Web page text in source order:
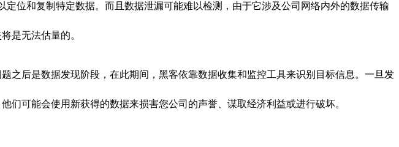
位和复制特定数据。 而且数据泄漏可能难以检测，由于它涉及公司网络内外的数据传输
是无法估量的。
之后是数据发现阶段，在此期间，黑客依靠数据收集和监控工具来识别目标信息。一旦发
可能会使用新获得的数据来损害您公司的声誉、谋取经济利益或进行破坏。